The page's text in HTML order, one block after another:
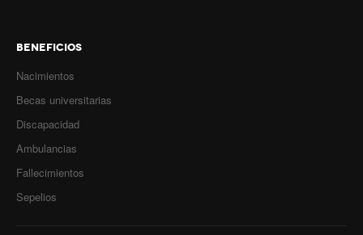
Secretaría de acción social
Secretaria de la vivienda
Sec. accidente de trabajo
Secretaría de fiscalización
Secretaría de política de transporte
BENEFICIOS
Nacimientos
Becas universitarias
Discapacidad
Ambulancias
Fallecimientos
Sepelios